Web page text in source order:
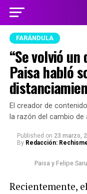
FARÁNDULA
“Se volvió
Paisa habló
El creador de
la razón del cambio
Published on 23 marzo,
By Redacción:
Paisa y Felipe
Recientemente,